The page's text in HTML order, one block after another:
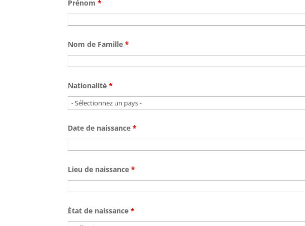
Prénom*
Nom de Famille*
Nationalité*
Date de naissance*
Lieu de naissance*
Ètat de naissance*